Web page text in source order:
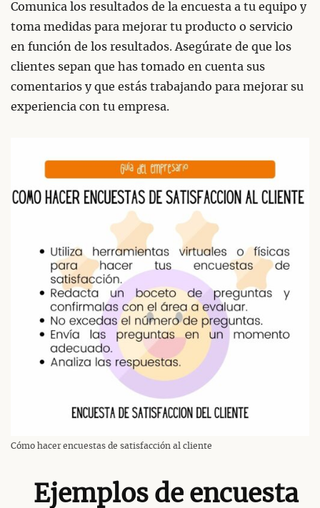
Comunica los resultados de la encuesta a tu equipo y
toma medidas para mejorar tu producto o servicio
en función de los resultados. Asegúrate de que los
clientes sepan que has tomado en cuenta sus
comentarios y que estás trabajando para mejorar su
experiencia con tu empresa.
Cómo hacer encuestas de satisfacción al cliente
Ejemplos de encuesta